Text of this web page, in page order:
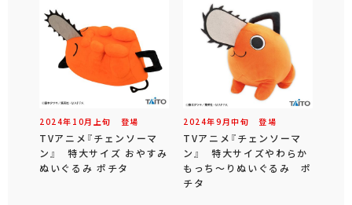
2024年 10月 上旬 登場
TVアニメ『チェンソーマ
ン』 特大サイズ おやすみ
ぬいぐるみ ポチタ
2024年9 月中旬 登場
TVアニメ『チェンソーマ
ン』 特大サイズやわらか
もっち～りぬいぐるみ ポ
チタ